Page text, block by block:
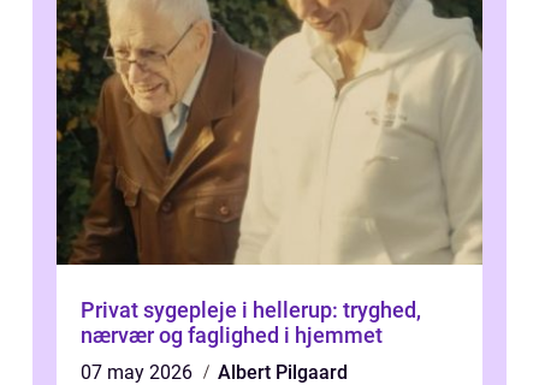
Privat sygepleje i hellerup: tryghed,
nærvær og faglighed i hjemmet
07 may 2026
Albert Pilgaard